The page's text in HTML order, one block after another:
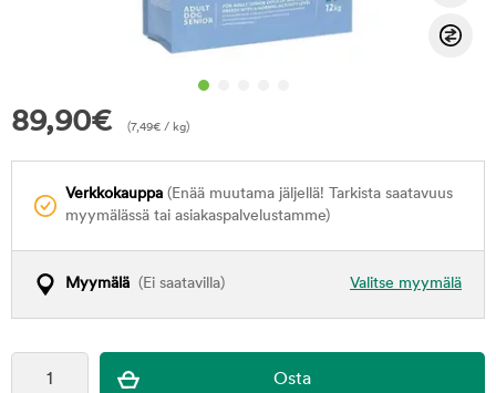
89,90€ (7,49€ / kg)
Verkkokauppa (Enää muutama jäljellä! Tarkista saatavuus
myymälässä tai asiakaspalvelustamme)
Valitse myymälä
Myymälä (Ei saatavilla)